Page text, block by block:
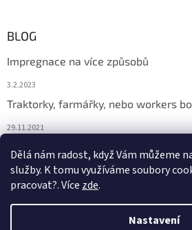
Dělá nám radost, když Vám můžeme
služby. K tomu využíváme soubory
pracovat?. Více zde.
Nastavení
BLOG
Impregnace na více způsobů
3.2.2023
Traktorky, farmářky, nebo workers
29.11.2021
29.11.2021
Vytvořil